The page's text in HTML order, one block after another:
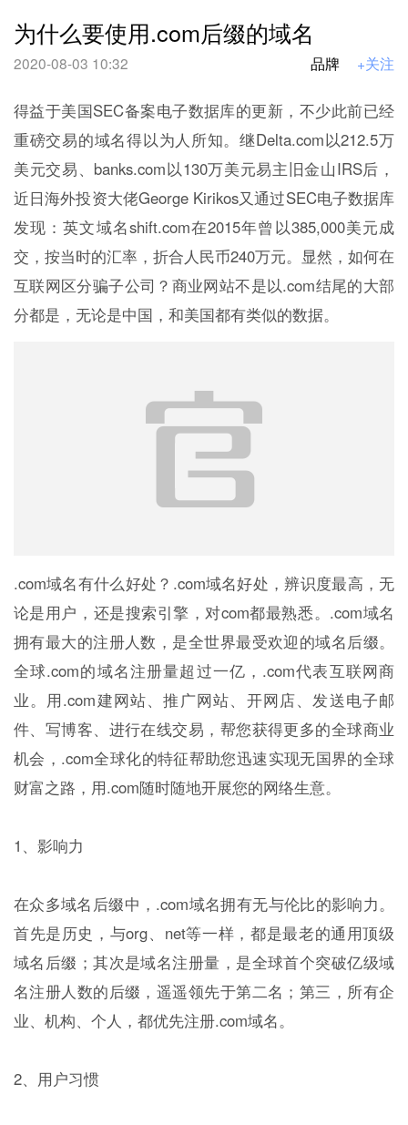
为什么要使用.com后缀的域名
2020-08-03 10:32 品牌 +关注
得益于美国SEC备案电子数据库的更新，不少此前已经
重磅交易的域名得以为人所知。继Delta.com以212.5万
美元交易、banks.com以130万美元易主旧金山IRS后，
近日海外投资大佬George Kirikos又通过SEC电子数据库
发现：英文域名shift.com在2015年曾以385,000美元成
交，按当时的汇率，折合人民币240万元。显然，如何在
互联网区分骗子公司？商业网站不是以.com结尾的大部
分都是，无论是中国，和美国都有类似的数据。
.com域名有什么好处？.com域名好处，辨识度最高，无
论是用户，还是搜索引擎，对com都最熟悉。.com域名
拥有最大的注册人数，是全世界最受欢迎的域名后缀。
全球.com的域名注册量超过一亿，.com代表互联网商
业。用.com建网站、推广网站、开网店、发送电子邮
件、写博客、进行在线交易，帮您获得更多的全球商业
机会，.com全球化的特征帮助您迅速实现无国界的全球
财富之路，用.com随时随地开展您的网络生意。
1、影响力
在众多域名后缀中，.com域名拥有无与伦比的影响力。
首先是历史，与org、net等一样，都是最老的通用顶级
域名后缀；其次是域名注册量，是全球首个突破亿级域
名注册人数的后缀，遥遥领先于第二名；第三，所有企
业、机构、个人，都优先注册.com域名。
2、用户习惯